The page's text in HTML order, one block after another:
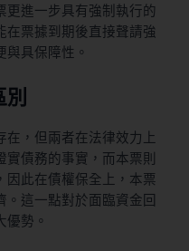
更進一步具有強制執行的
在票據到期後直接聲請強
具保障性。
在，但兩者在法律效力上
債務的事實，而本票則
因此在債權保全上，本票
這一點對於面臨資金回
勢。